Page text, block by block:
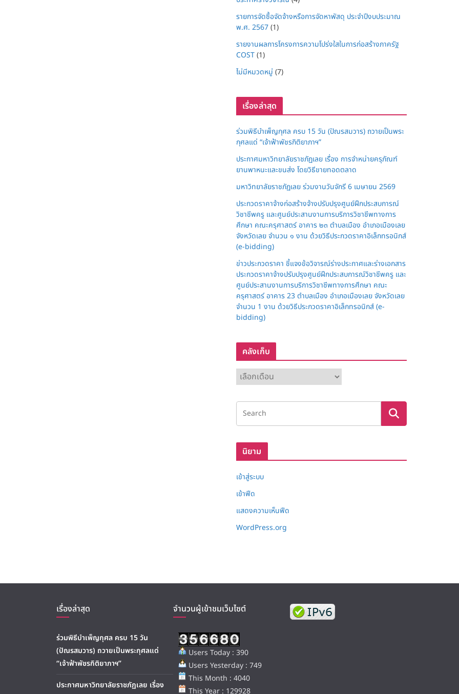
รายการจัดซื้อจัดจ้างหรือการจัดหาพัสดุ ประจำปีงบประมาณ
พ.ศ. 2567(1)
รายงานผลการโครงการความโปร่งใสในการก่อสร้างภาครัฐ
COST(1)
ไม่มีหมวดหมู่ (7)
เรื่องล่าสุด
ร่วมพิธีบำเพ็ญกุศล ครบ 15 วัน (ปัณรสมวาร) ถวายเป็นพระ
กุศลแด่ “เจ้าฟ้าพัชรกิติยาภาฯ”
ประกาศมหาวิทยาลัยราชภัฏเลย เรื่อง การจำหน่ายครุภัณฑ์
ยานพาหนะและขนส่ง โดยวิธีขายทอดตลาด
มหาวิทยาลัยราชภัฏเลย ร่วมงานวันจักรี 6 เมษายน 2569
ประกวดราคาจ้างก่อสร้างจ้างปรับปรุงศูนย์ฝึกประสบการณ์
วิชาชีพครู และศูนย์ประสานงานการบริการวิชาชีพทางการ
ศึกษา คณะครุศาสตร์ อาคาร ๒๓ ตำบลเมือง อำเภอเมืองเลย
จังหวัดเลย จำนวน ๑ งาน ด้วยวิธีประกวดราคาอิเล็กทรอนิกส์
(e-bidding)
ข่าวประกวดราคา ชี้แจงข้อวิจารณ์ร่างประกาศและร่างเอกสาร
ประกวดราคาจ้างปรับปรุงศูนย์ฝึกประสบการณ์วิชาชีพครู และ
ศูนย์ประสานงานการบริการวิชาชีพทางการศึกษา คณะ
ครุศาสตร์ อาคาร 23 ตำบลเมือง อำเภอเมืองเลย จังหวัดเลย
จำนวน 1 งาน ด้วยวิธีประกวดราคาอิเล็กทรอนิกส์ (e-
bidding)
คลังเก็บ
ลั
ง
ก็
นิยาม
เข้าสู่ระบบ
เข้าฟีด
แสดงความเห็นฟีด
WordPress.org
เรื่องล่าสุด
ร่วมพิธีบำเพ็ญกุศล ครบ 15 วัน
(ปัณรสมวาร) ถวายเป็นพระกุศลแด่
“เจ้าฟ้าพัชรกิติยาภาฯ”
ประกาศมหาวิทยาลัยราชภัฏเลย เรื่อง
จำนวนผู้เข้าชมเว็บไซต์
Users Today : 390
Users Yesterday : 749
This Month : 4040
This Year : 129928